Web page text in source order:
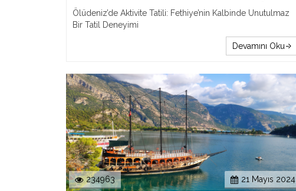
Ölüdeniz’de Aktivite Tatili: Fethiye’nin Kalbinde Unutulmaz
Bir Tatil Deneyimi
Devamını Oku
21 Mayıs 2024
234963